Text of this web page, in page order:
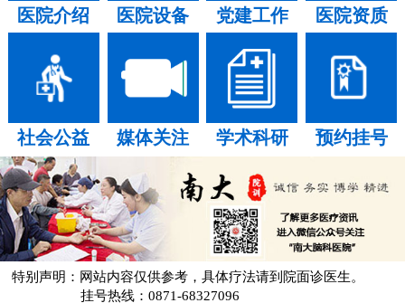
医院介绍 医院设备 党建工作 医院资质
社会公益 媒体关注 学术科研 预约挂号
特别声明：网站内容仅供参考，具体疗法请到院面诊医生。
挂号热线：0871-68327096